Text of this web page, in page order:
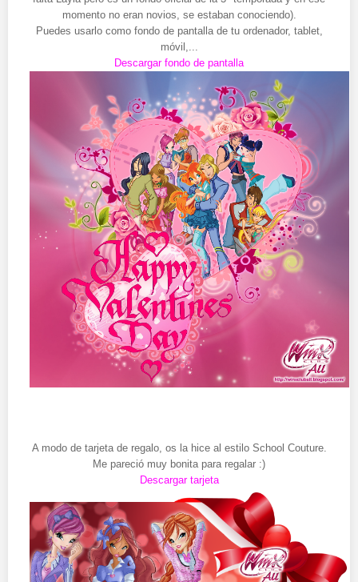
momento no eran novios, se estaban conociendo).
Puedes usarlo como fondo de pantalla de tu ordenador, tablet,
móvil,...
Descargar fondo de pantalla
A modo de tarjeta de regalo, os la hice al estilo School Couture.
Me pareció muy bonita para regalar :)
Descargar tarjeta